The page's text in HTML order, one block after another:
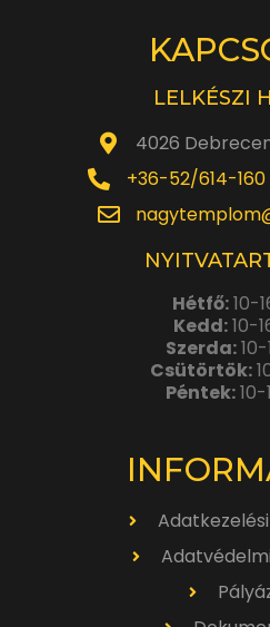
LELKÉSZI
4026
+36-52/614-160
Hétfő:10-
Kedd:10-
Szerda:10-
Csütörtök:
Péntek:10-